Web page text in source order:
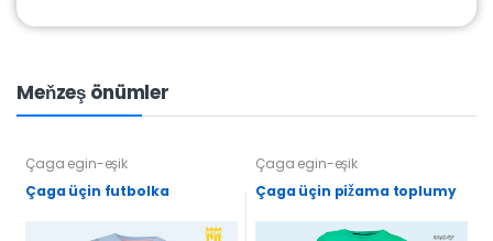
Meňzeş önümler
Çaga egin-eşik
Çaga üçin futbolka
Çaga egin-eşik
Çaga üçin pižama toplumy